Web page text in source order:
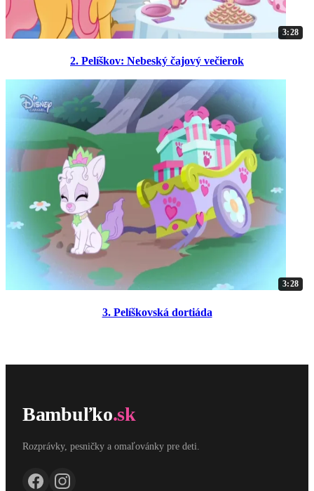
3:28
2. Pelíškov: Nebeský čajový večierok
3:28
3. Pelíškovská dortiáda
Bambuľko.sk
Rozprávky, pesničky a omaľovánky pre deti.